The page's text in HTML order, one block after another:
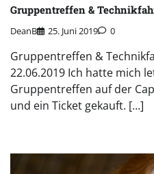
Gruppentreffen &
DeanB 25. Juni 2019 0
Gruppentreffen &
22.06.2019 Ich hatte mich
Gruppentreffen auf der
und ein Ticket gekauft. […]